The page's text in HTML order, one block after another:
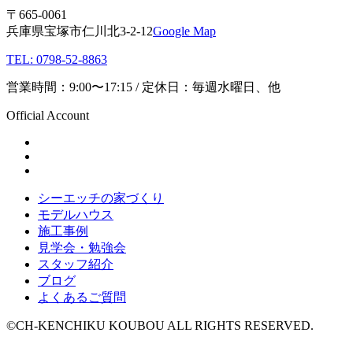
〒665-0061
兵庫県宝塚市仁川北3-2-12Google Map
TEL: 0798-52-8863
営業時間：9:00〜17:15 / 定休日：毎週水曜日、他
Official Account
シーエッチの家づくり
モデルハウス
施工事例
見学会・勉強会
スタッフ紹介
ブログ
よくあるご質問
©CH-KENCHIKU KOUBOU ALL RIGHTS RESERVED.